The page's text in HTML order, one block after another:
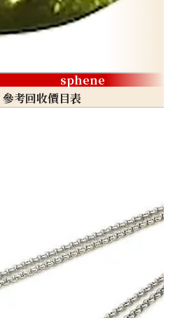
sphene
參考回收價目表